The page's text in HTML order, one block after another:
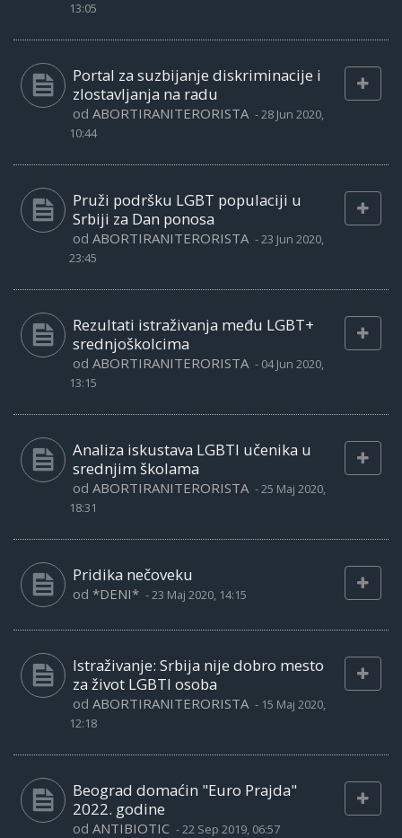
13:05
Portal za suzbijanje diskriminacije i
zlostavljanja na radu
od ABORTIRANITERORISTA -28 Jun 2020,
10:44
Pruži podršku LGBT populaciji u
Srbiji za Dan ponosa
od ABORTIRANITERORISTA -23 Jun 2020,
23:45
Rezultati istraživanja među LGBT+
srednjoškolcima
od ABORTIRANITERORISTA - 04 Jun 2020,
13:15
Analiza iskustava LGBTI učenika u
srednjim školama
od ABORTIRANITERORISTA -25 Maj 2020,
18:31
Pridika nečoveku
od *DENI* -23 Maj 2020, 14:15
Istraživanje: Srbija nije dobro mesto
za život LGBTI osoba
od ABORTIRANITERORISTA - 15 Maj 2020,
12:18
Beograd domaćin "Euro Prajda"
2022. godine
od ANTIBIOTIC -22 Sep 2019, 06:57